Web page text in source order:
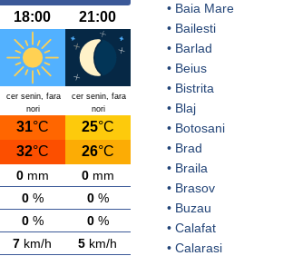
18:00 21:00
cer senin, fara
nori
cer senin, fara
nori
31°C 25°C
32°C 26°C
0mm 0mm
0% 0%
0% 0%
7 km/h 5 km/h
• Baia Mare
• Bailesti
• Barlad
• Beius
• Bistrita
• Blaj
• Botosani
• Brad
• Braila
• Brasov
• Buzau
• Calafat
• Calarasi